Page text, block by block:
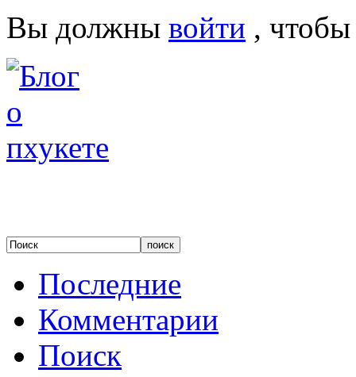
Вы должны войти ,
Последние
Комментарии
Поиск